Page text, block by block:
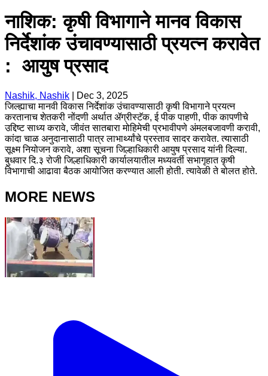
नाशिक: कृषी विभागाने मानव विकास
निर्देशांक उंचावण्यासाठी प्रयत्न करावेत
: आयुष प्रसाद
Nashik, Nashik
Dec 3, 2025
जिल्ह्याचा मानवी विकास निर्देशांक उंचावण्यासाठी कृषी विभागाने प्रयत्न
करतानाच शेतकरी नोंदणी अर्थात ॲग्रीस्टॅक, ई पीक पाहणी, पीक कापणीचे
उद्दिष्ट साध्य करावे, जीवंत सातबारा मोहिमेची प्रभावीपणे अंमलबजावणी करावी,
कांदा चाळ अनुदानासाठी पात्र लाभार्थ्यांचे प्रस्ताव सादर करावेत. त्यासाठी
सूक्ष्म नियोजन करावे, अशा सूचना जिल्हाधिकारी आयुष प्रसाद यांनी दिल्या.
बुधवार दि.३ रोजी जिल्हाधिकारी कार्यालयातील मध्यवर्ती सभागृहात कृषी
विभागाची आढावा बैठक आयोजित करण्यात आली होती. त्यावेळी ते बोलत होते.
MORE NEWS